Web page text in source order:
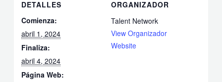
DETALLES
Comienza:
abril 1, 2024
Finaliza:
abril 4, 2024
Página Web:
ORGANIZADOR
Talent Network
View Organizador
Website